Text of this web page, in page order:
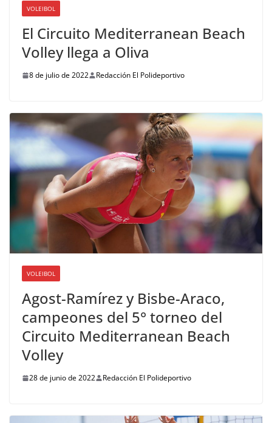
VOLEIBOL
El Circuito Mediterranean Beach
Volley llega a Oliva
8 de julio de 2022 Redacción El Polideportivo
VOLEIBOL
Agost-Ramírez y Bisbe-Araco,
campeones del 5° torneo del
Circuito Mediterranean Beach
Volley
28 de junio de 2022 Redacción El Polideportivo